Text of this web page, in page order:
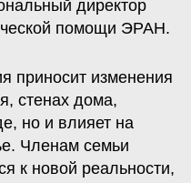
директор
помощи ЭРАН.
приносит изменения
стенах дома,
но и влияет на
Членам семьи
к новой реальности,